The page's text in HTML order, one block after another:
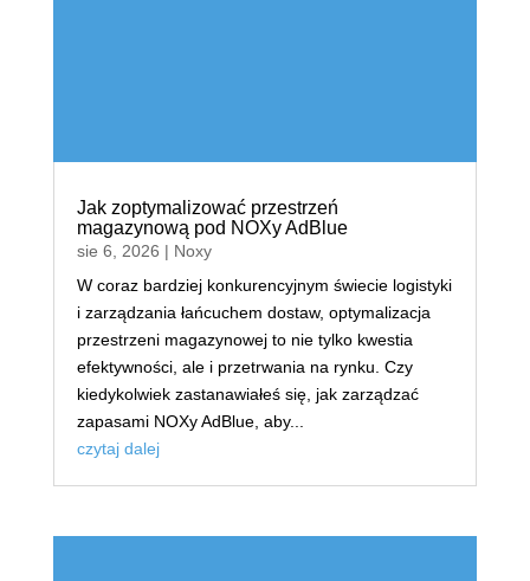
Jak zoptymalizować przestrzeń
magazynową pod NOXy AdBlue
sie 6, 2026 | Noxy
W coraz bardziej konkurencyjnym świecie logistyki
i zarządzania łańcuchem dostaw, optymalizacja
przestrzeni magazynowej to nie tylko kwestia
efektywności, ale i przetrwania na rynku. Czy
kiedykolwiek zastanawiałeś się, jak zarządzać
zapasami NOXy AdBlue, aby...
czytaj dalej